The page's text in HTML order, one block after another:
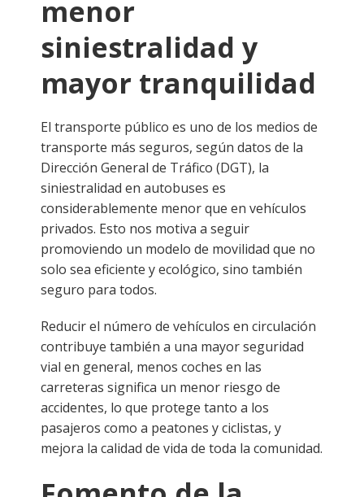
menor
siniestralidad y
mayor tranquilidad
El transporte público es uno de los medios de
transporte más seguros, según datos de la
Dirección General de Tráfico (DGT), la
siniestralidad en autobuses es
considerablemente menor que en vehículos
privados. Esto nos motiva a seguir
promoviendo un modelo de movilidad que no
solo sea eficiente y ecológico, sino también
seguro para todos.
Reducir el número de vehículos en circulación
contribuye también a una mayor seguridad
vial en general, menos coches en las
carreteras significa un menor riesgo de
accidentes, lo que protege tanto a los
pasajeros como a peatones y ciclistas, y
mejora la calidad de vida de toda la comunidad.